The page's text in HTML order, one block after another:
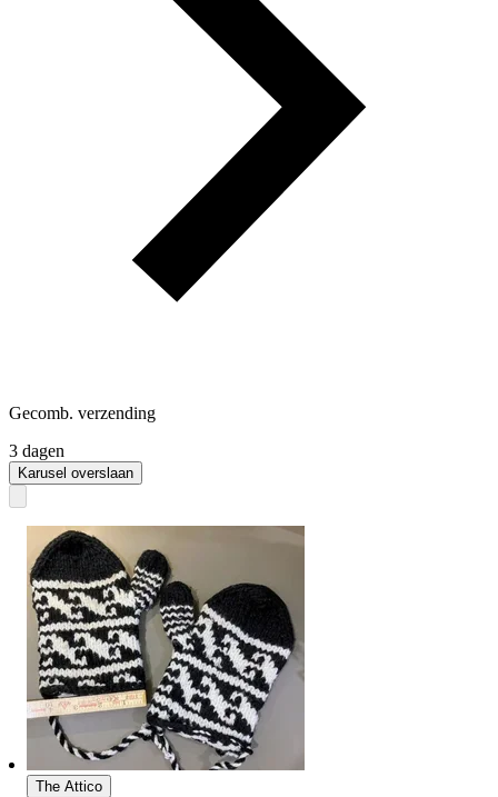
Gecomb. verzending
3 dagen
Karusel overslaan
The Attico